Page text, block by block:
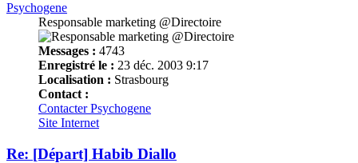
Psychogene
Responsable marketing @Directoire
Messages : 4743
Enregistré le : 23 déc. 2003 9:17
Localisation : Strasbourg
Contact :
Contacter Psychogene
Site Internet
Re: [Départ] Habib Diallo